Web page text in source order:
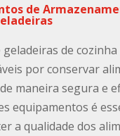
de
geladeiras de
por conservar
maneira segura e
equipamentos é
a qualidade dos